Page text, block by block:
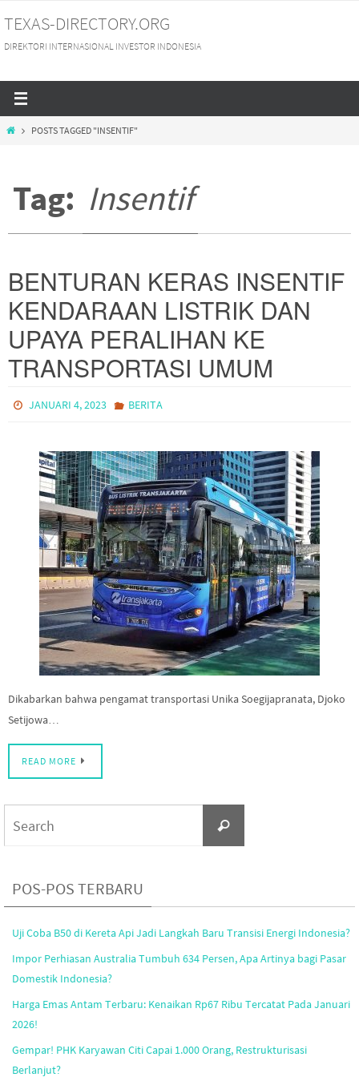
to
content
TEXAS-DIRECTORY.ORG
DIREKTORI INTERNASIONAL INVESTOR INDONESIA
HOMEPOSTS TAGGED "INSENTIF"
Tag: Insentif
BENTURAN KERAS INSENTIF
KENDARAAN LISTRIK DAN
UPAYA PERALIHAN KE
TRANSPORTASI UMUM
JANUARI 4, 2023 BERITA
Dikabarkan bahwa pengamat transportasi Unika Soegijapranata, Djoko
Setijowa…
READ MORE
Search
POS-POS TERBARU
Uji Coba B50 di Kereta Api Jadi Langkah Baru Transisi Energi Indonesia?
Impor Perhiasan Australia Tumbuh 634 Persen, Apa Artinya bagi Pasar
Domestik Indonesia?
Harga Emas Antam Terbaru: Kenaikan Rp67 Ribu Tercatat Pada Januari
2026!
Gempar! PHK Karyawan Citi Capai 1.000 Orang, Restrukturisasi
Berlanjut?